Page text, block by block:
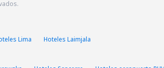
Lima
Hoteles Laimjala